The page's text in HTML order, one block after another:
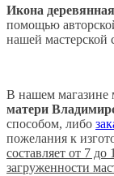
Икона
помощью
нашей мастерской
В нашем магазине
матери
способом, либо
пожелания к
составляет от 7
загруженности